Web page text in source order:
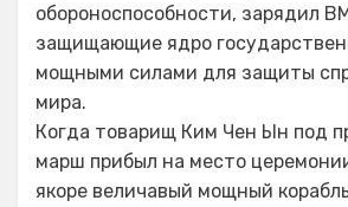
обороноспособности, зарядил
защищающие ядро
мощными силами для защиты
мира.
Когда товарищ Ким Чен Ын под
марш прибыл на место
якоре величавый мощный